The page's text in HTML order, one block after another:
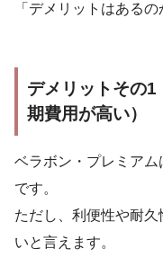
「デメリットはある
デメリットその1
期費用が高い）
ベラボン・プレミア
です。
ただし、利便性や耐
いと言えます。